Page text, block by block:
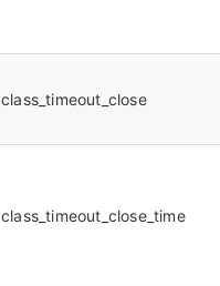
class_timeout_close
class_timeout_close_time